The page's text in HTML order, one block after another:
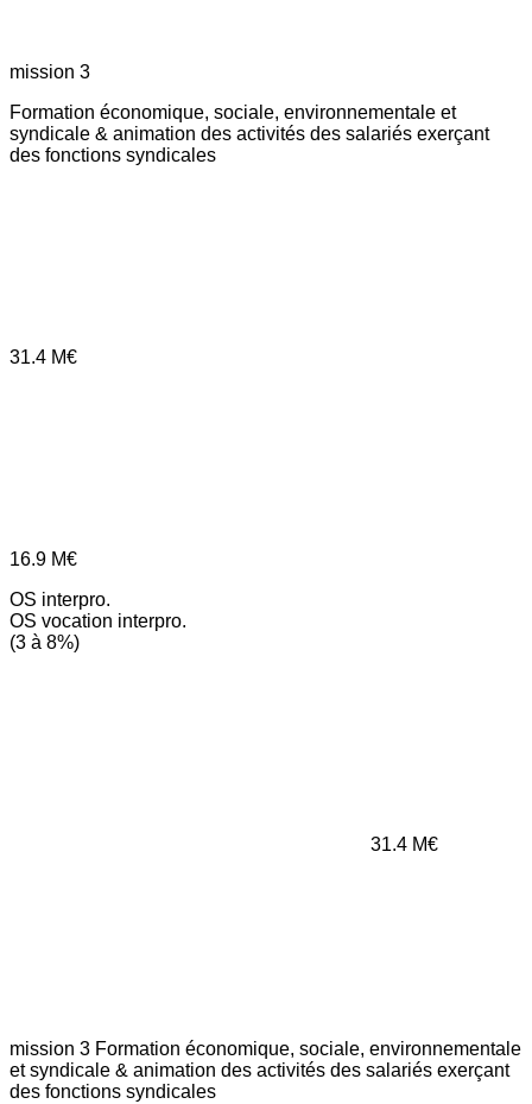
mission 3
Formation économique, sociale, environnementale et
syndicale & animation des activités des salariés exerçant
des fonctions syndicales
31.4 M€
16.9 M€
OS interpro.
OS vocation interpro.
(3 à 8%)
31.4 M€
mission 3 Formation économique, sociale, environnementale
et syndicale & animation des activités des salariés exerçant
des fonctions syndicales